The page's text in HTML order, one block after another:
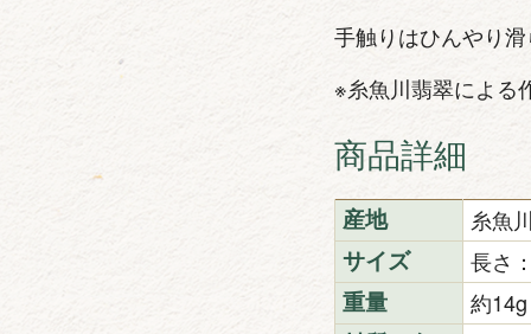
手触りはひんやり
※糸魚川翡翠による
商品詳細
産地 糸魚
サイズ 長さ
重量 約